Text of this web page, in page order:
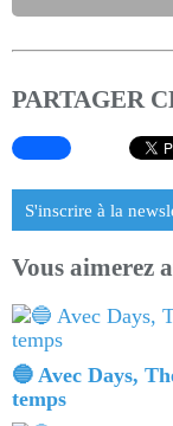
PARTAGER
S'inscrire à la
Vous aimerez
🔵 Avec Days,
temps